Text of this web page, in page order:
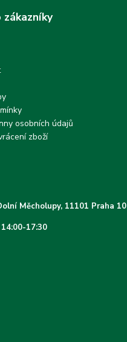
osobních údajů
zboží
Měcholupy, 11101 Praha 10
17:30